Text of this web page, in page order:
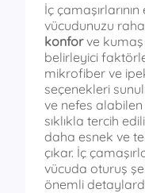
İç
vücudunuzu
konforve kumaş
belirleyici
mikrofiber ve
seçenekleri
ve nefes
sıklıkla tercih
daha esnek ve
çıkar. İç
vücuda oturuş
önemli